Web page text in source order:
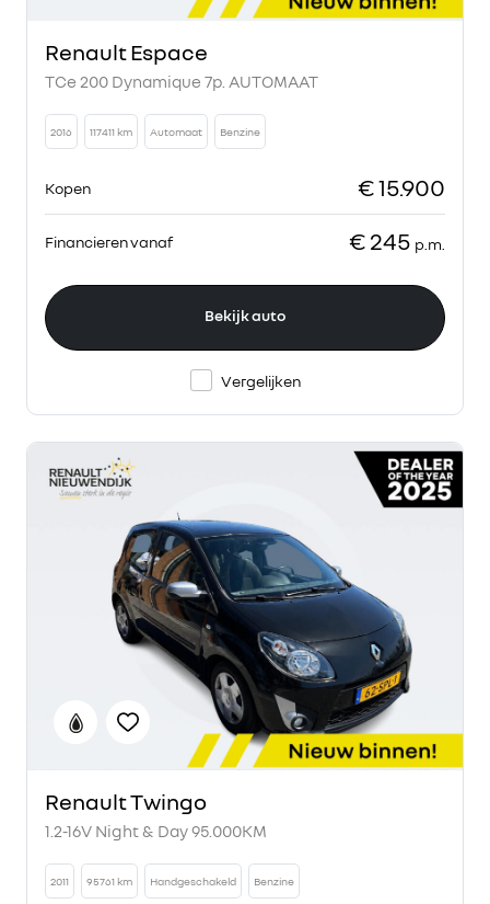
Renault Espace
TCe 200 Dynamique 7p. AUTOMAAT
2016 117411 km Automaat Benzine
Kopen € 15.900
Financieren vanaf € 245 p.m.
Bekijk auto
Vergelijken
Renault Twingo
1.2-16V Night & Day 95.000KM
2011 95761 km Handgeschakeld Benzine